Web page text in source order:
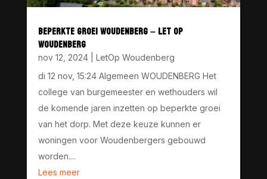
BEPERKTE GROEI WOUDENBERG – LET OP
WOUDENBERG
nov 12, 2024| LetOp Woudenberg
di 12 nov, 15:24 Algemeen WOUDENBERG Het
college van burgemeester en wethouders wil
de komende jaren inzetten op beperkte groei
van het dorp. Met deze keuze kunnen er
woningen voor Woudenbergers gebouwd
worden....
Lees meer